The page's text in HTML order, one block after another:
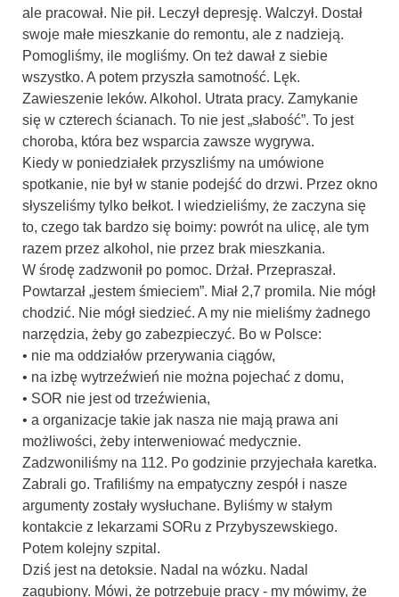
ale pracował. Nie pił. Leczył depresję. Walczył. Dostał
swoje małe mieszkanie do remontu, ale z nadzieją.
Pomogliśmy, ile mogliśmy. On też dawał z siebie
wszystko. A potem przyszła samotność. Lęk.
Zawieszenie leków. Alkohol. Utrata pracy. Zamykanie
się w czterech ścianach. To nie jest „słabość”. To jest
choroba, która bez wsparcia zawsze wygrywa.
Kiedy w poniedziałek przyszliśmy na umówione
spotkanie, nie był w stanie podejść do drzwi. Przez okno
słyszeliśmy tylko bełkot. I wiedzieliśmy, że zaczyna się
to, czego tak bardzo się boimy: powrót na ulicę, ale tym
razem przez alkohol, nie przez brak mieszkania.
W środę zadzwonił po pomoc. Drżał. Przepraszał.
Powtarzał „jestem śmieciem”. Miał 2,7 promila. Nie mógł
chodzić. Nie mógł siedzieć. A my nie mieliśmy żadnego
narzędzia, żeby go zabezpieczyć. Bo w Polsce:
• nie ma oddziałów przerywania ciągów,
• na izbę wytrzeźwień nie można pojechać z domu,
• SOR nie jest od trzeźwienia,
• a organizacje takie jak nasza nie mają prawa ani
możliwości, żeby interweniować medycznie.
Zadzwoniliśmy na 112. Po godzinie przyjechała karetka.
Zabrali go. Trafiliśmy na empatyczny zespół i nasze
argumenty zostały wysłuchane. Byliśmy w stałym
kontakcie z lekarzami SORu z Przybyszewskiego.
Potem kolejny szpital.
Dziś jest na detoksie. Nadal na wózku. Nadal
zagubiony. Mówi, że potrzebuje pracy - my mówimy, że